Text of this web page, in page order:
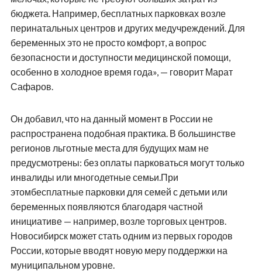
бюджета. Например, бесплатных парковках возле
перинатальных центров и других медучреждений. Для
беременных это не просто комфорт, а вопрос
безопасности и доступности медицинской помощи,
особенно в холодное время года», — говорит Марат
Сафаров.
Он добавил, что на данный момент в России не
распространена подобная практика. В большинстве
регионов льготные места для будущих мам не
предусмотрены: без оплаты парковаться могут только
инвалиды или многодетные семьи.При
этомбесплатные парковки для семей с детьми или
беременных появляются благодаря частной
инициативе — например, возле торговых центров.
Новосибирск может стать одним из первых городов
России, которые вводят новую меру поддержки на
муниципальном уровне.